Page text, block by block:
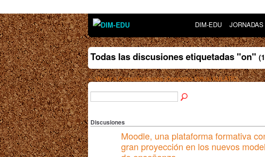
DIM-EDU JORNADAS
Todas las discusiones etiquetadas "on"
← Volver a Comunicaciones (Congreso Virtual AULATIC)
Discusiones
Moodle, una plataforma formativa
gran proyección en los nuevos